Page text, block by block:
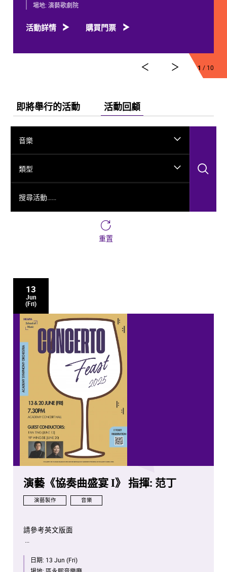
千年以來，龜茲文化承載住歷代各族人士嘅足跡同情
或是「蘇幕遮」盛會入面各族民眾嘅舞姿，充分體現各
《龜茲》就沿住呢段歷史足跡創作，透過鳩摩羅什東來
弘法、玄奘西行求法嘅跨時空故事，將龜茲千年嘅文化
出任總編導，文史學者韓子勇擔任編劇；創作團隊仲包
括製作人李東、作曲家郭思達、執行編導何滔同王彭、
舞台美術設計秦立運、服裝設計陽東霖、視覺總監王
涵，以及編導李宏鈞、魏威、古力加娜提·沙塔爾、付陽
雪，仲有多媒體設計胡天驥、燈光設計劉釗、造型設計
徐彬同道具設計雷鵬等一眾內地資深藝術家。今次演出
陣容，以新疆藝術劇院歌舞團同新疆師範大學年輕舞者
場地: 演藝歌劇院
活動詳情 購買門票
1 / 10
即將舉行的活動 活動回顧
音樂
類型
重置
13
Jun
(Fri)
演藝《協奏曲盛宴 I》 指揮: 范丁
演藝製作 音樂
請參考英文版面
日期: 13 Jun (Fri)